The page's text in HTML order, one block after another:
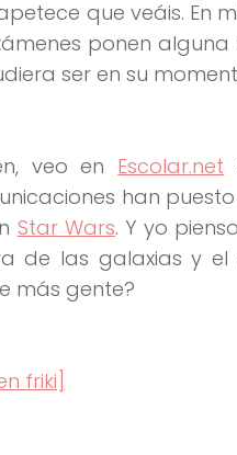
que veáis. En
ponen
ser en su
veo en Escolar.net
han
Star Wars. Y yo
de las galaxias y
más gente?
friki]